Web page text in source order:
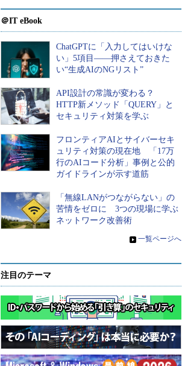
＠IT eBook
ChatGPTに「入力してはいけな
い」5項目――押さえておきた
い“生成AIのNGリスト”
API設計の常識が変わる？
HTTP新メソッド「QUERY」と
セキュリティ対策を学ぶ
フロンティアAIとサイバーセキ
ュリティ対策の現在地 「17万
行のAIコード分析」事例と公的
ガイドラインが示す道筋
「無線LANがつながらない」の
苦情をゼロに 3つの現場に学ぶ
ネットワーク改善術
» 一覧ページへ
注目のテーマ